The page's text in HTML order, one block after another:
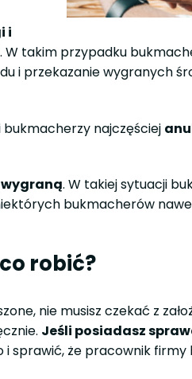
i
takim przypadku
i przekazanie wygranych
bukmacherzy najczęściej
. W takiej sytuacji
bukmacherów
robić?
nie musisz czekać z
Jeśli posiadasz
i sprawić, że pracownik